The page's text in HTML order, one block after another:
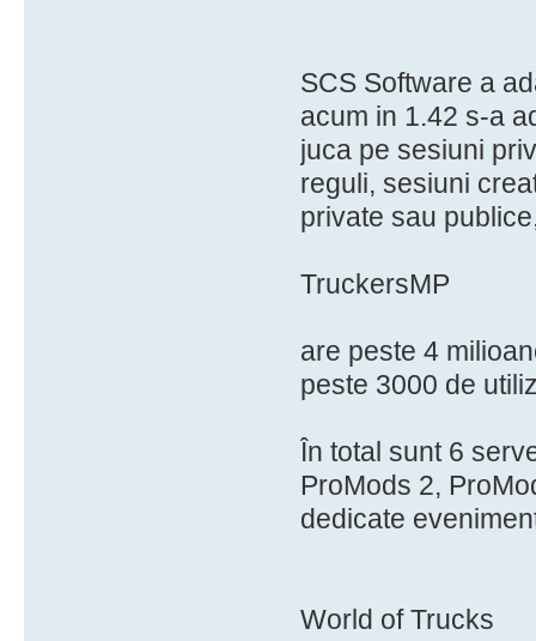
SCS Software a
acum in 1.42 s-a
juca pe sesiuni
reguli, sesiuni
private sau
TruckersMP
are peste 4
peste 3000 de
În total sunt 6
ProMods 2,
dedicate
World of Trucks